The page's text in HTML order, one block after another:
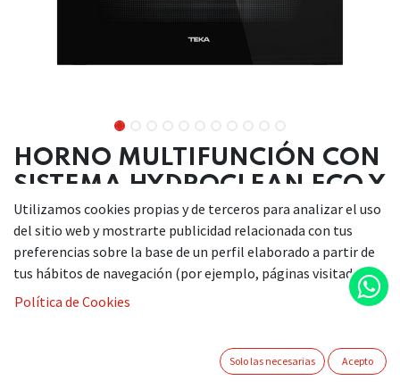
HORNO MULTIFUNCIÓN CON
SISTEMA HYDROCLEAN ECO Y
CLASE A
Serie Neo
Horno multifunción
Sistema ThermoSeal para una temperatura interior
estable
Sistema FastClick para portabandejas fáciles de montar
Utilizamos cookies propias y de terceros para analizar el uso
del sitio web y mostrarte publicidad relacionada con tus
preferencias sobre la base de un perfil elaborado a partir de
tus hábitos de navegación (por ejemplo, páginas visitadas).
Política de Cookies
Solo las necesarias Acepto